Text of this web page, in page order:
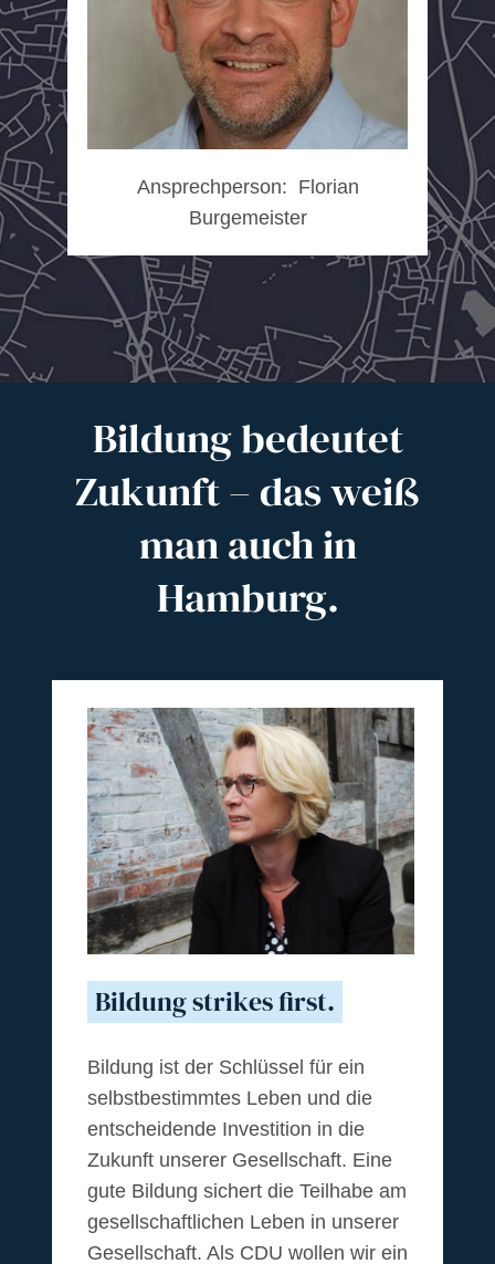
Ansprechperson: Florian
Burgemeister
Bildung bedeutet
Zukunft – das weiß
man auch in
Hamburg.
Bildung strikes first.
Bildung ist der Schlüssel für ein
selbstbestimmtes Leben und die
entscheidende Investition in die
Zukunft unserer Gesellschaft. Eine
gute Bildung sichert die Teilhabe am
gesellschaftlichen Leben in unserer
Gesellschaft. Als CDU wollen wir ein